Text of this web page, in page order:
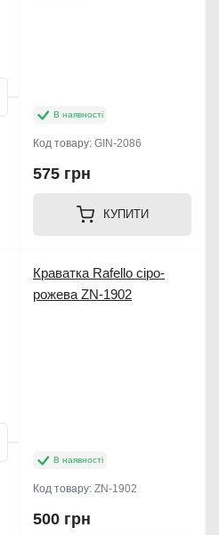
В наявності
Код товару: GIN-2086
575 грн
КУПИТИ
Краватка Rafello сіро-
рожева ZN-1902
В наявності
Код товару: ZN-1902
500 грн